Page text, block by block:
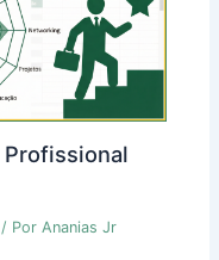
Profissional
/ PorAnanias Jr